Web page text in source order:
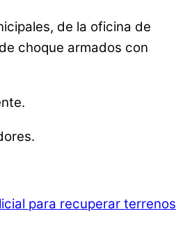
de la oficina de
choque armados con
para recuperar terrenos